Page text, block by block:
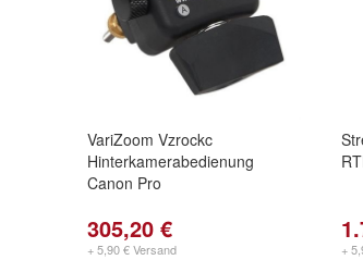
VariZoom Vzrockc
Hinterkamerabedienung
Canon Pro
305,20 €
+ 5,90 € Versand +